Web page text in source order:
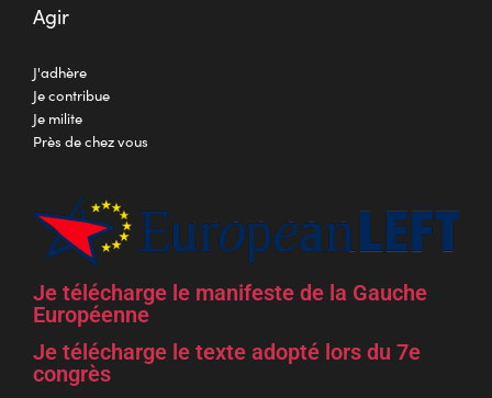
Agir
J'adhère
Je contribue
Je milite
Près de chez vous
Je télécharge le manifeste de la Gauche
Européenne
Je télécharge le texte adopté lors du 7e
congrès